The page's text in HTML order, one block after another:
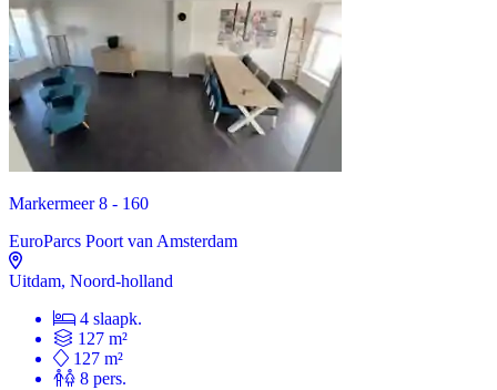
Markermeer 8 - 160
EuroParcs Poort van Amsterdam
Uitdam, Noord-holland
4 slaapk.
127 m²
127 m²
8 pers.